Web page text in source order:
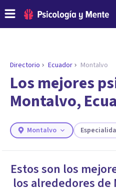
ENCONTRAR MI TERAPEUTA
¿Necesitas ayuda
psicólogo
Responde a unas breves
necesidades.
Directorio Ecuador Montalvo
Los mejores
Montalvo,
Montalvo
Estos son los
los alrededores de